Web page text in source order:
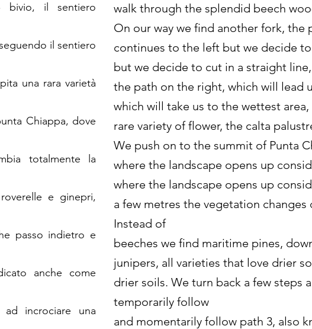
bivio, il sentiero
il sentiero
una rara varietà
Chiappa, dove
totalmente la
e ginepri,
passo indietro e
anche come
incrociare una
walk through the splendid beech
On our way we find another fork, the
continues to the left but we decide to
but we decide to cut in a straight
the path on the right, which will lead
which will take us to the wettest
rare variety of flower, the calta
We push on to the summit of Punta
where the landscape opens up
where the landscape opens up
a few metres the vegetation changes
Instead of
beeches we find maritime pines,
junipers, all varieties that love drier
drier soils. We turn back a few steps
temporarily follow
and momentarily follow path 3, also